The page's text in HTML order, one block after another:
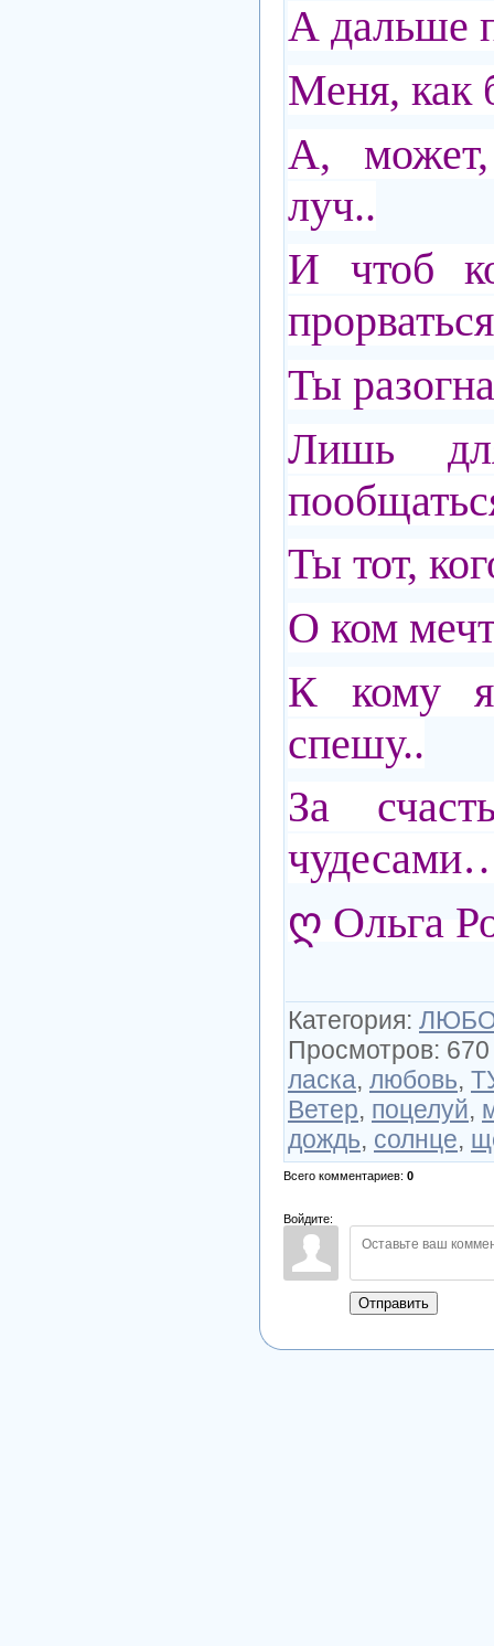
А дальше
Меня, как
А,
луч..
И чтоб
Ты
Лишь
Ты тот,
О ком
К кому
спешу..
За
ღ Ольга
Категория:
Просмотров: 670
ласка, любовь,
Ветер, поцелуй,
дождь, солнце,
Всего комментариев: 0
Войдите:
Отправить